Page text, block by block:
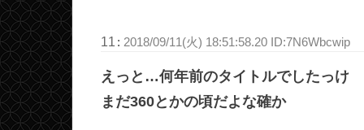
11 : 2018/09/11(火) 18:51:58.20 ID:7N6Wbcwip
えっと…何年前のタイトルでしたっけ
まだ360とかの頃だよな確か